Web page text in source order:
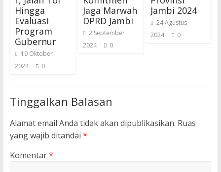
Hingga
Evaluasi
Program
Gubernur
19 Oktober
2024
0
Jaga Marwah
DPRD Jambi
2 September
2024
0
Jambi 2024
24 Agustus
2024
0
Tinggalkan Balasan
Alamat email Anda tidak akan dipublikasikan. Ruas
yang wajib ditandai *
Komentar*